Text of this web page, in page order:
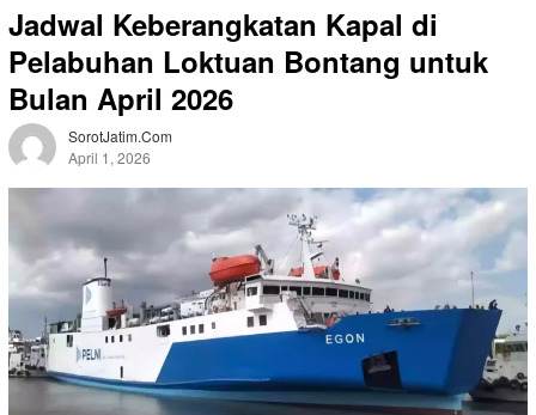
l
e
Jadwal Keberangkatan Kapal di
Pelabuhan Loktuan Bontang untuk
Bulan April 2026
SorotJatim.com
April 1, 2026